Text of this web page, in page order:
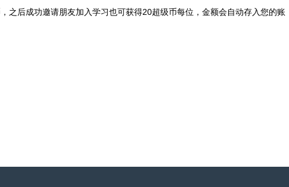
之后成功邀请朋友加入学习也可获得20超级币每位，金额会自动存入您的账